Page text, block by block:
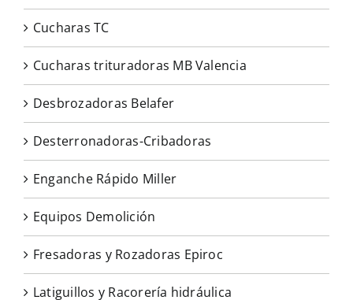
Cucharas TC
Cucharas trituradoras MB Valencia
Desbrozadoras Belafer
Desterronadoras-Cribadoras
Enganche Rápido Miller
Equipos Demolición
Fresadoras y Rozadoras Epiroc
Latiguillos y Racorería hidráulica